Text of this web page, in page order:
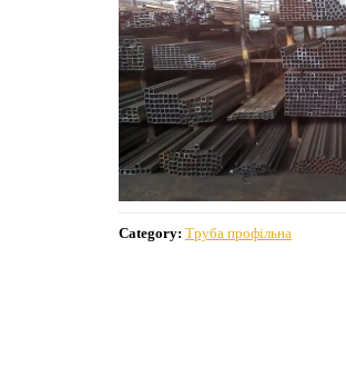
Category: Труба профільна